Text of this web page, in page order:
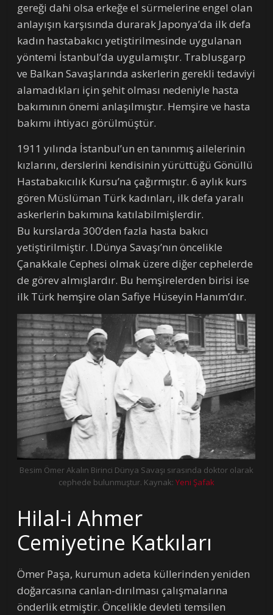
gereği dahi olsa erkeğe el sürmelerine engel olan
anlayışın karşısında durarak Japonya’da ilk defa
kadın hastabakıcı yetiştirilmesinde uygulanan
yöntemi İstanbul’da uygulamıştır. Trablusgarp
ve Balkan Savaşlarında askerlerin gerekli tedaviyi
alamadıkları için şehit olması nedeniyle hasta
bakımının önemi anlaşılmıştır. Hemşire ve hasta
bakımı ihtiyacı görülmüştür.
1911 yılında İstanbul’un en tanınmış ailelerinin
kızlarını, derslerini kendisinin yürüttüğü Gönüllü
Hastabakıcılık Kursu’na çağırmıştır. 6 aylık kurs
gören Müslüman Türk kadınları, ilk defa yaralı
askerlerin bakımına katılabilmişlerdir.
Bu kurslarda 300’den fazla hasta bakıcı
yetiştirilmiştir. I.Dünya Savaşı’nın öncelikle
Çanakkale Cephesi olmak üzere diğer cephelerde
de görev almışlardır. Bu hemşirelerden birisi ise
ilk Türk hemşire olan Safiye Hüseyin Hanım’dır.
Besim Ömer Akalın Birinci Dünya Savaşı sırasında doktor olarak
cephede bulunmuştur. Kaynak: Yeni Şafak
Hilal-i Ahmer
Cemiyetine Katkıları
Ömer Paşa, kurumun adeta küllerinden yeniden
doğarcasına canlan-dırılması çalışmalarına
önderlik etmiştir. Öncelikle devleti temsilen